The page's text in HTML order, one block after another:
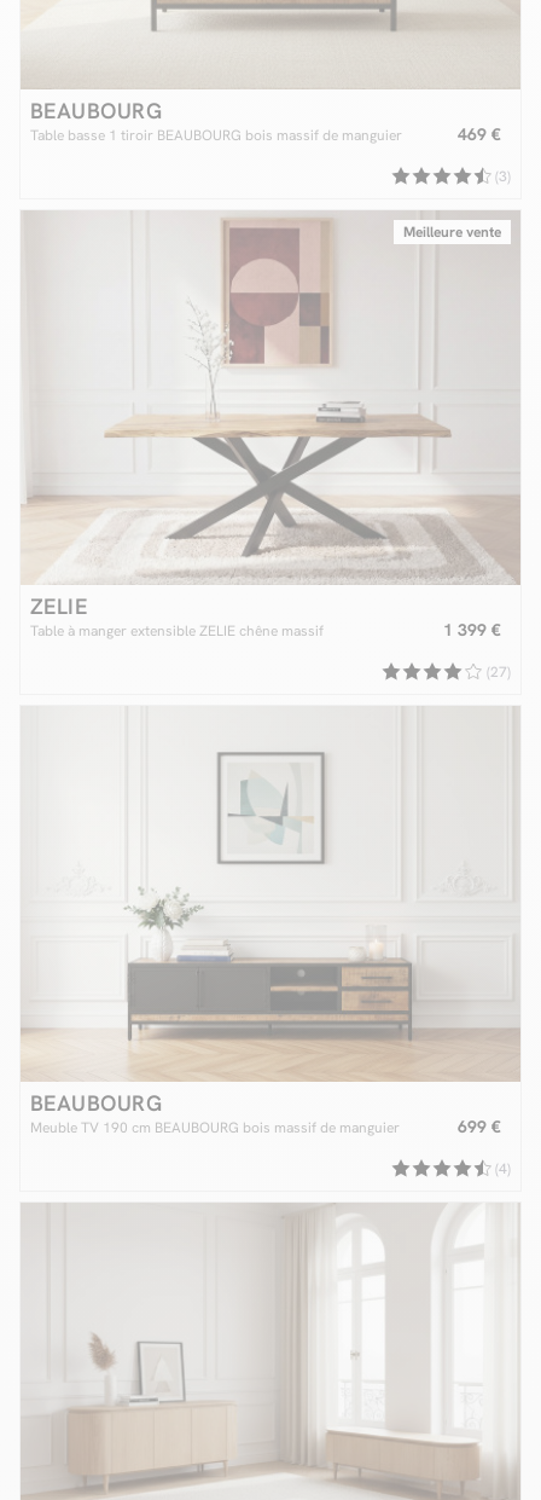
BEAUBOURG
Table basse 1 tiroir BEAUBOURG bois massif de manguier 469 €
(3)
Meilleure vente
ZELIE
Table à manger extensible ZELIE chêne massif 1 399 €
(27)
BEAUBOURG
Meuble TV 190 cm BEAUBOURG bois massif de manguier 699 €
(4)